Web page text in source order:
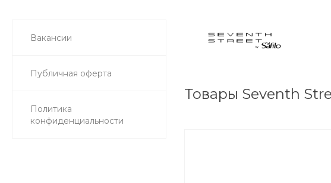
Вакансии
Публичная оферта
Политика
конфиденциальности
Товары Seventh